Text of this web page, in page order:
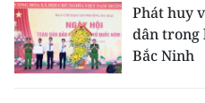
Phát huy
dân trong
Bắc Ninh